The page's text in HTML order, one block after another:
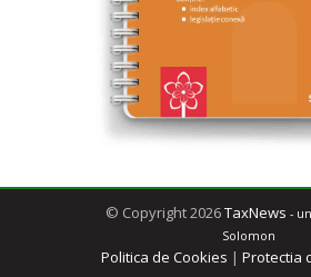
© Copyright 2026TaxNews -
Solomon
Politica de Cookies | Protectia